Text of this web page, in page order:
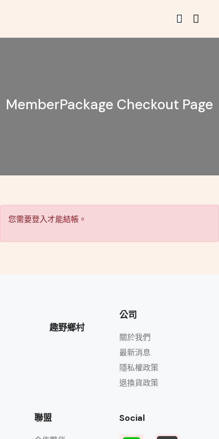
MemberPackage Checkout Page
您需要登入才能結帳。
趣野鄉村
公司
關於我們
最新消息
隱私權政策
退換貨政策
聯盟 Social